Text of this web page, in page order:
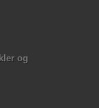
og